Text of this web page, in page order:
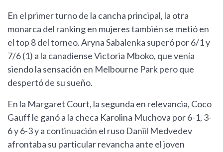
En el primer turno de la cancha principal, la otra
monarca del ranking en mujeres también se metió en
el top 8 del torneo. Aryna Sabalenka superó por 6/1 y
7/6 (1) a la canadiense Victoria Mboko, que venía
siendo la sensación en Melbourne Park pero que
despertó de su sueño.
En la Margaret Court, la segunda en relevancia, Coco
Gauff le ganó a la checa Karolina Muchova por 6-1, 3-
6 y 6-3 y a continuación el ruso Daniil Medvedev
afrontaba su particular revancha ante el joven